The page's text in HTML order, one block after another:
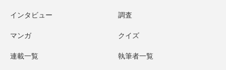
インタビュー 調査
マンガ クイズ
連載一覧 執筆者一覧